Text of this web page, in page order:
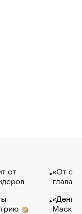
от
«От
глава
Маск в